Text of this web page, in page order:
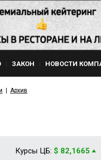
ЗАКОН НОВОСТИ
Архив
Курсы ЦБ: $ 82,1665